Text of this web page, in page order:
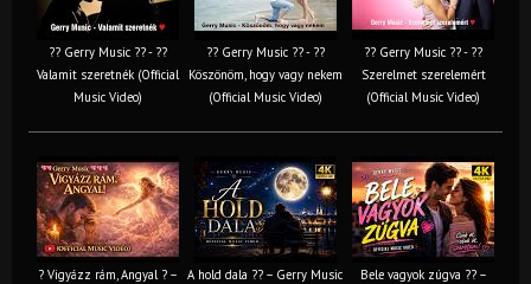
?? Gerry Music ?? - ??
Valamit szeretnék (Official
Music Video)
?? Gerry Music ?? - ??
Köszönöm, hogy vagy nekem
(Official Music Video)
?? Gerry Music ?? - ??
Szerelmet szerelemért
(Official Music Video)
? Vigyázz rám, Angyal ? –
A hold dala ?? – Gerry Music
Bele vagyok zúgva ?? –